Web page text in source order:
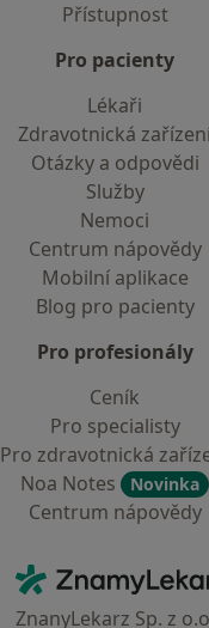
Přístupnost
Pro pacienty
Lékaři
Zdravotnická
Otázky a odpovědi
Služby
Nemoci
Centrum nápovědy
Mobilní aplikace
Blog pro pacienty
Pro profesionály
Ceník
Pro specialisty
Pro zdravotnická
Noa Notes
Novinka
Centrum nápovědy
ZnamyLekar
ZnanyLekarz Sp. z